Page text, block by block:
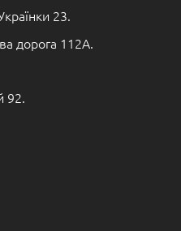
23.
дорога 112А.
92.